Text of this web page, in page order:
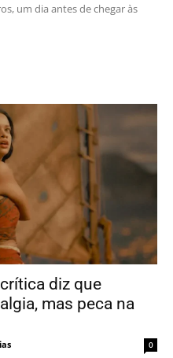
um dia antes de chegar às
diz que
mas peca na
0